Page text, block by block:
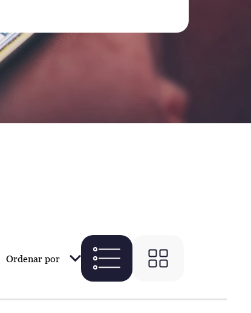
Ordenar por